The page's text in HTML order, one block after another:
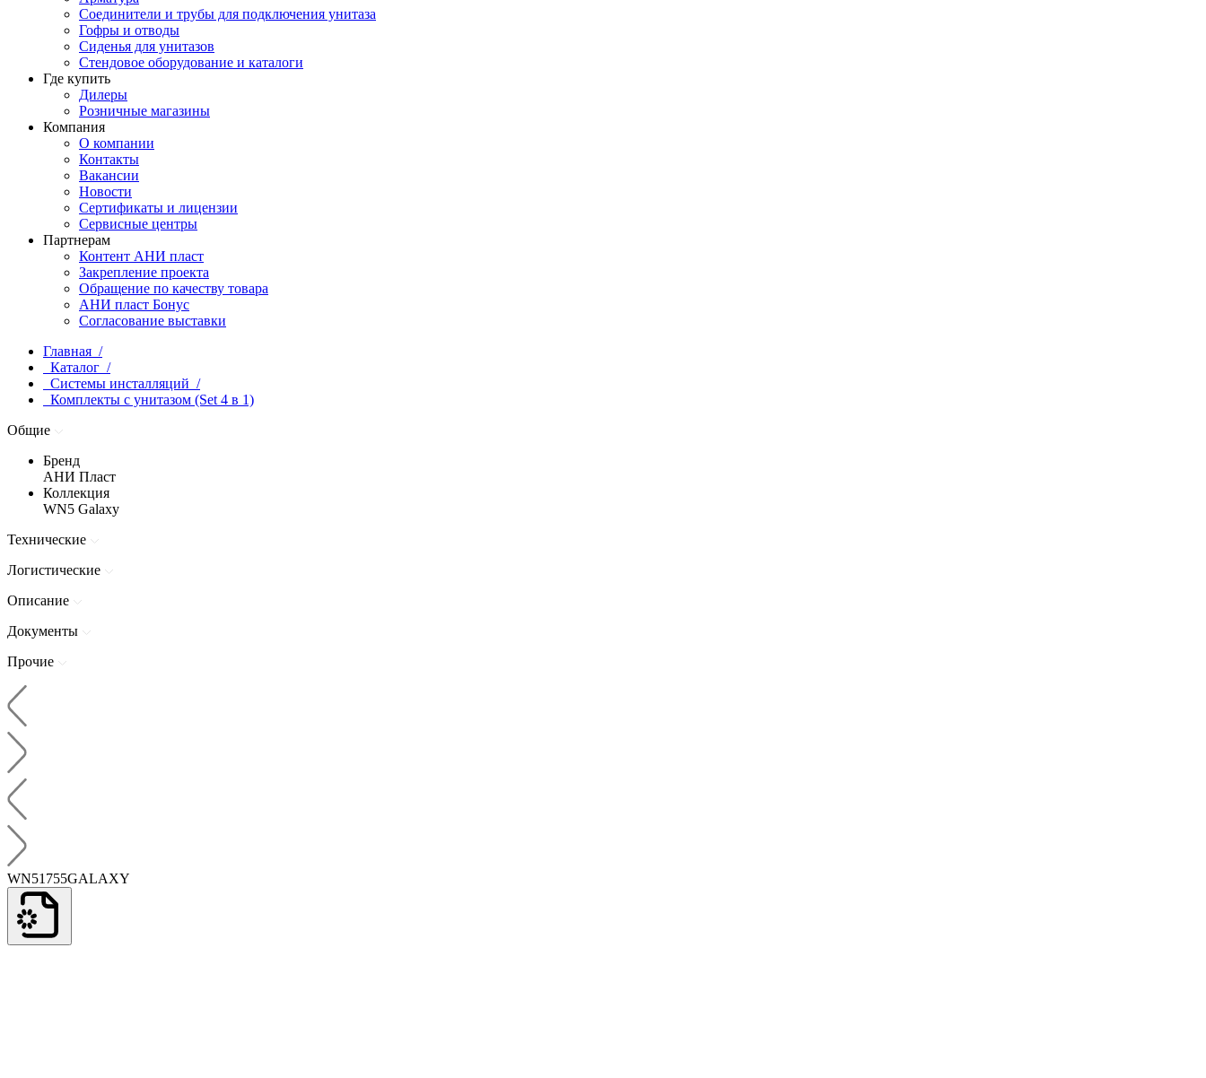
Соединители и трубы для подключения унитаза
Гофры и отводы
Сиденья для унитазов
Стендовое оборудование и каталоги
Где купить
Дилеры
Розничные магазины
Компания
О компании
Контакты
Вакансии
Новости
Сертификаты и лицензии
Сервисные центры
Партнерам
Контент АНИ пласт
Закрепление проекта
Обращение по качеству товара
АНИ пласт Бонус
Согласование выставки
Главная /
Каталог /
Системы инсталляций /
Комплекты с унитазом (Set 4 в 1)
Общие
Бренд
АНИ Пласт
Коллекция
WN5 Galaxy
Технические
Логистические
Описание
Документы
Прочие
WN51755GALAXY